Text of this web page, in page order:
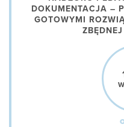
DOKUMENTACJA –
GOTOWYMI